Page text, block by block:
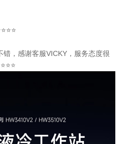
，感谢客服VICKY，服务态度很